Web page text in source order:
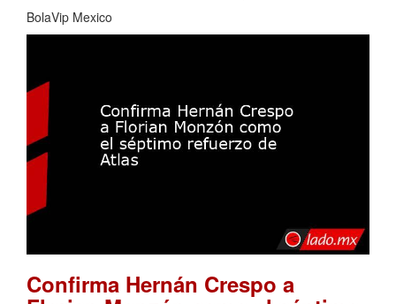
BolaVip Mexico
Confirma Hernán Crespo a